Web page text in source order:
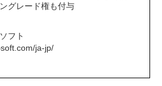
グレード権も付与
フト
ja-jp/